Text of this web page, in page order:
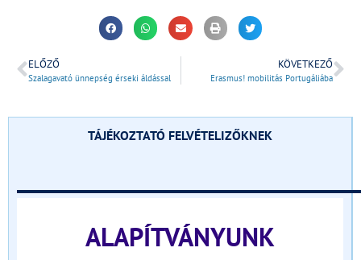
ELŐZŐ
Szalagavató ünnepség érseki áldással
KÖVETKEZŐ
Erasmus! mobilitás Portugáliába
TÁJÉKOZTATÓ FELVÉTELIZŐKNEK
ALAPÍTVÁNYUNK